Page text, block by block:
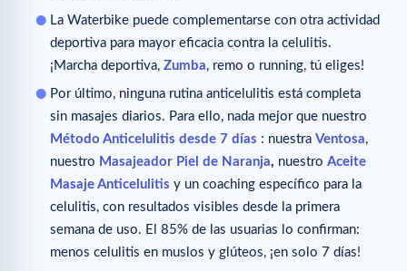
La Waterbike puede complementarse con otra actividad
deportiva para mayor eficacia contra la celulitis.
¡Marcha deportiva, Zumba, remo o running, tú eliges!
Por último, ninguna rutina anticelulitis está completa
sin masajes diarios. Para ello, nada mejor que nuestro
Método Anticelulitis desde 7 días : nuestra Ventosa,
nuestro Masajeador Piel de Naranja, nuestro Aceite
Masaje Anticelulitis y un coaching específico para la
celulitis, con resultados visibles desde la primera
semana de uso. El 85% de las usuarias lo confirman:
menos celulitis en muslos y glúteos, ¡en solo 7 días!